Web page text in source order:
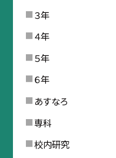
３年
４年
５年
６年
あすなろ
専科
校内研究